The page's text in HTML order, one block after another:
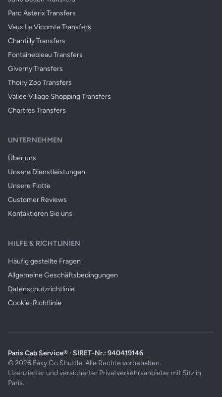
Parc Asterix Transfers
Vaux Le Vicomte Transfers
Chantilly Transfers
Fontainebleau Transfers
Giverny Transfers
Thoiry Zoo Transfers
Vallee Village Shopping Transfers
Chartres Transfers
UNTERNEHMEN
Über uns
Unsere Dienstleistungen
Unsere Flotte
Customer Reviews
Kontaktieren Sie uns
HILFE & RICHTLINIEN
Häufig gestellte Fragen
Allgemeine Geschäftsbedingungen
Datenschutzrichtlinie
Cookie-Richtlinie
Paris Cab Service® · SIRET-Nr.: 940419146
© 2026 Easy Go Shuttle. Alle Rechte vorbehalten.
Lizenzierter und versicherter Privatverkehrsanbieter mit Sitz in
Paris.